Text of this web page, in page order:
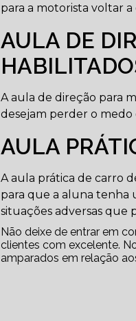
para a motorista voltar a
AULA DE
A aula de direção para
desejam perder o medo
AULA
A aula prática de carro
para que a aluna tenha
situações adversas que
Não deixe de entrar em
clientes com excelente.
amparados em relação